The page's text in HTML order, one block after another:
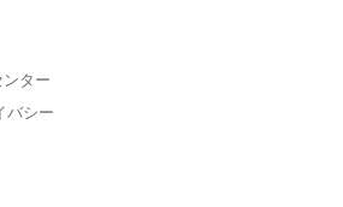
] フローを使用して AI エージェントか
リストに会話が移行されます。
ター
バシー